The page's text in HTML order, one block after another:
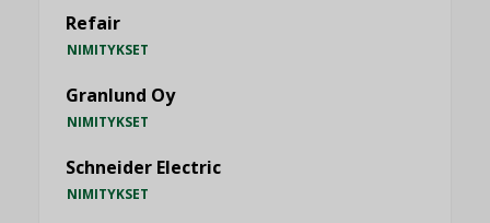
Refair
NIMITYKSET
Granlund Oy
NIMITYKSET
Schneider Electric
NIMITYKSET